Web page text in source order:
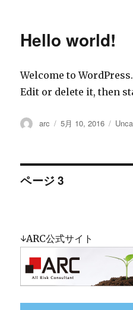
Hello world!
Welcome to
Edit or delete it, then
投
arc
投
5月 10, 2016
カ
リ
投
ナ
ビ
ゲ
ページ3
↓ARC公式サイト